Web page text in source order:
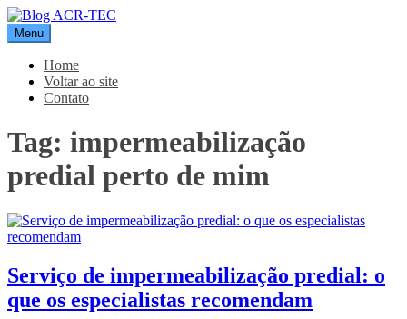
Pular
para
o
conteúdo
Blog ACR-TEC
Menu
Home
Voltar ao site
Contato
Tag: impermeabilização
predial perto de mim
Serviço de impermeabilização predial: o
que os especialistas recomendam